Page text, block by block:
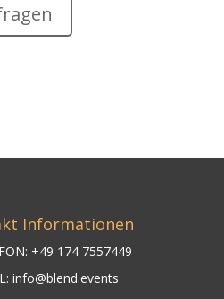
Informationen
+49 174 7557449
info@blend.events